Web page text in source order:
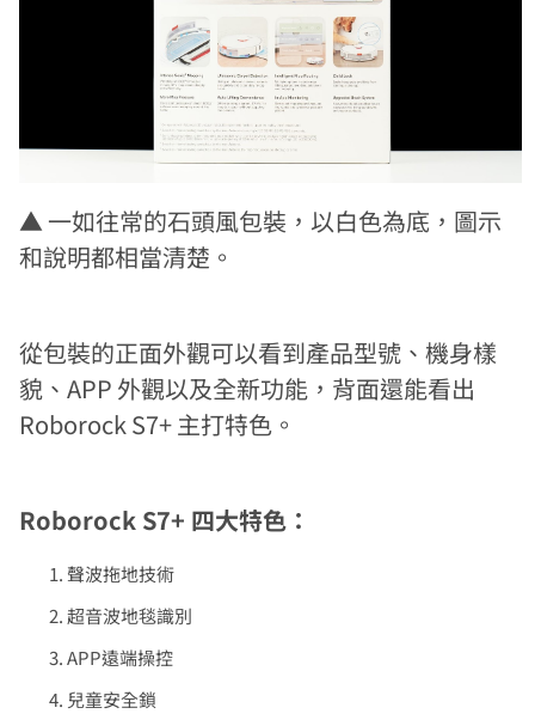
▲ 一如往常的石頭風包裝，以白色為底，圖示
和說明都相當清楚。
從包裝的正面外觀可以看到產品型號、機身樣
貌、APP 外觀以及全新功能，背面還能看出
Roborock S7+ 主打特色。
Roborock S7+ 四大特色：
聲波拖地技術
超音波地毯識別
APP遠端操控
兒童安全鎖